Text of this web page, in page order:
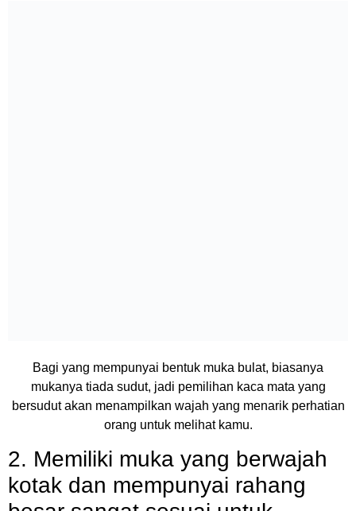
Bagi yang mempunyai bentuk muka bulat, biasanya
mukanya tiada sudut, jadi pemilihan kaca mata yang
bersudut akan menampilkan wajah yang menarik perhatian
orang untuk melihat kamu.
2. Memiliki muka yang berwajah
kotak dan mempunyai rahang